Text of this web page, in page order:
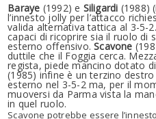
Baraye (1992) e Siligardi (1988)
l’innesto jolly per l’attacco
valida alternativa tattica al 3-5-
capaci di ricoprire sia il ruolo di
esterno offensivo.Scavone
duttile che il Foggia cerca.
regista, piede mancino dotato
(1985) infine è un terzino
esterno nel 3-5-2 ma, per il
muoversi da Parma vista la
in quel ruolo.
Scavone potrebbe essere